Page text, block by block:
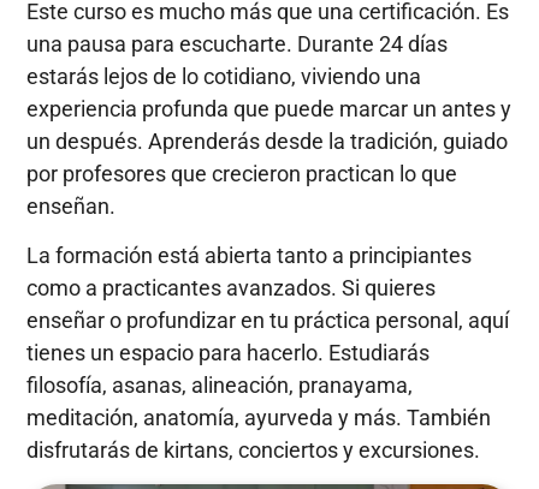
Este curso es mucho más que una certificación. Es
una pausa para escucharte. Durante 24 días
estarás lejos de lo cotidiano, viviendo una
experiencia profunda que puede marcar un antes y
un después. Aprenderás desde la tradición, guiado
por profesores que crecieron practican lo que
enseñan.
La formación está abierta tanto a principiantes
como a practicantes avanzados. Si quieres
enseñar o profundizar en tu práctica personal, aquí
tienes un espacio para hacerlo. Estudiarás
filosofía, asanas, alineación, pranayama,
meditación, anatomía, ayurveda y más. También
disfrutarás de kirtans, conciertos y excursiones.